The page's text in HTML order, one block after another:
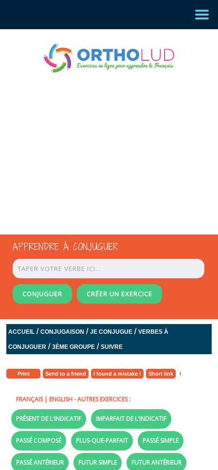
APPRENDRE À CONJUGUER
CONJUGUER CRÉER UN EXERCICE
ACCUEIL /CONJUGAISON /JE CONJUGUE /VERBES À
CONJUGUER /3ÈME GROUPE /SUIVRE
Print Send to a friend I found a mistake ! Short link
FRANÇAIS| ENGLISH- AUTRES EXERCICES :
PRÉSENT DE L'INDICATIF IMPARFAIT DE L'INDICATIF
PASSÉ COMPOSÉ PLUS-QUE-PARFAIT PASSÉ SIMPLE
PASSÉ ANTÉRIEUR FUTUR SIMPLE FUTUR ANTÉRIEUR